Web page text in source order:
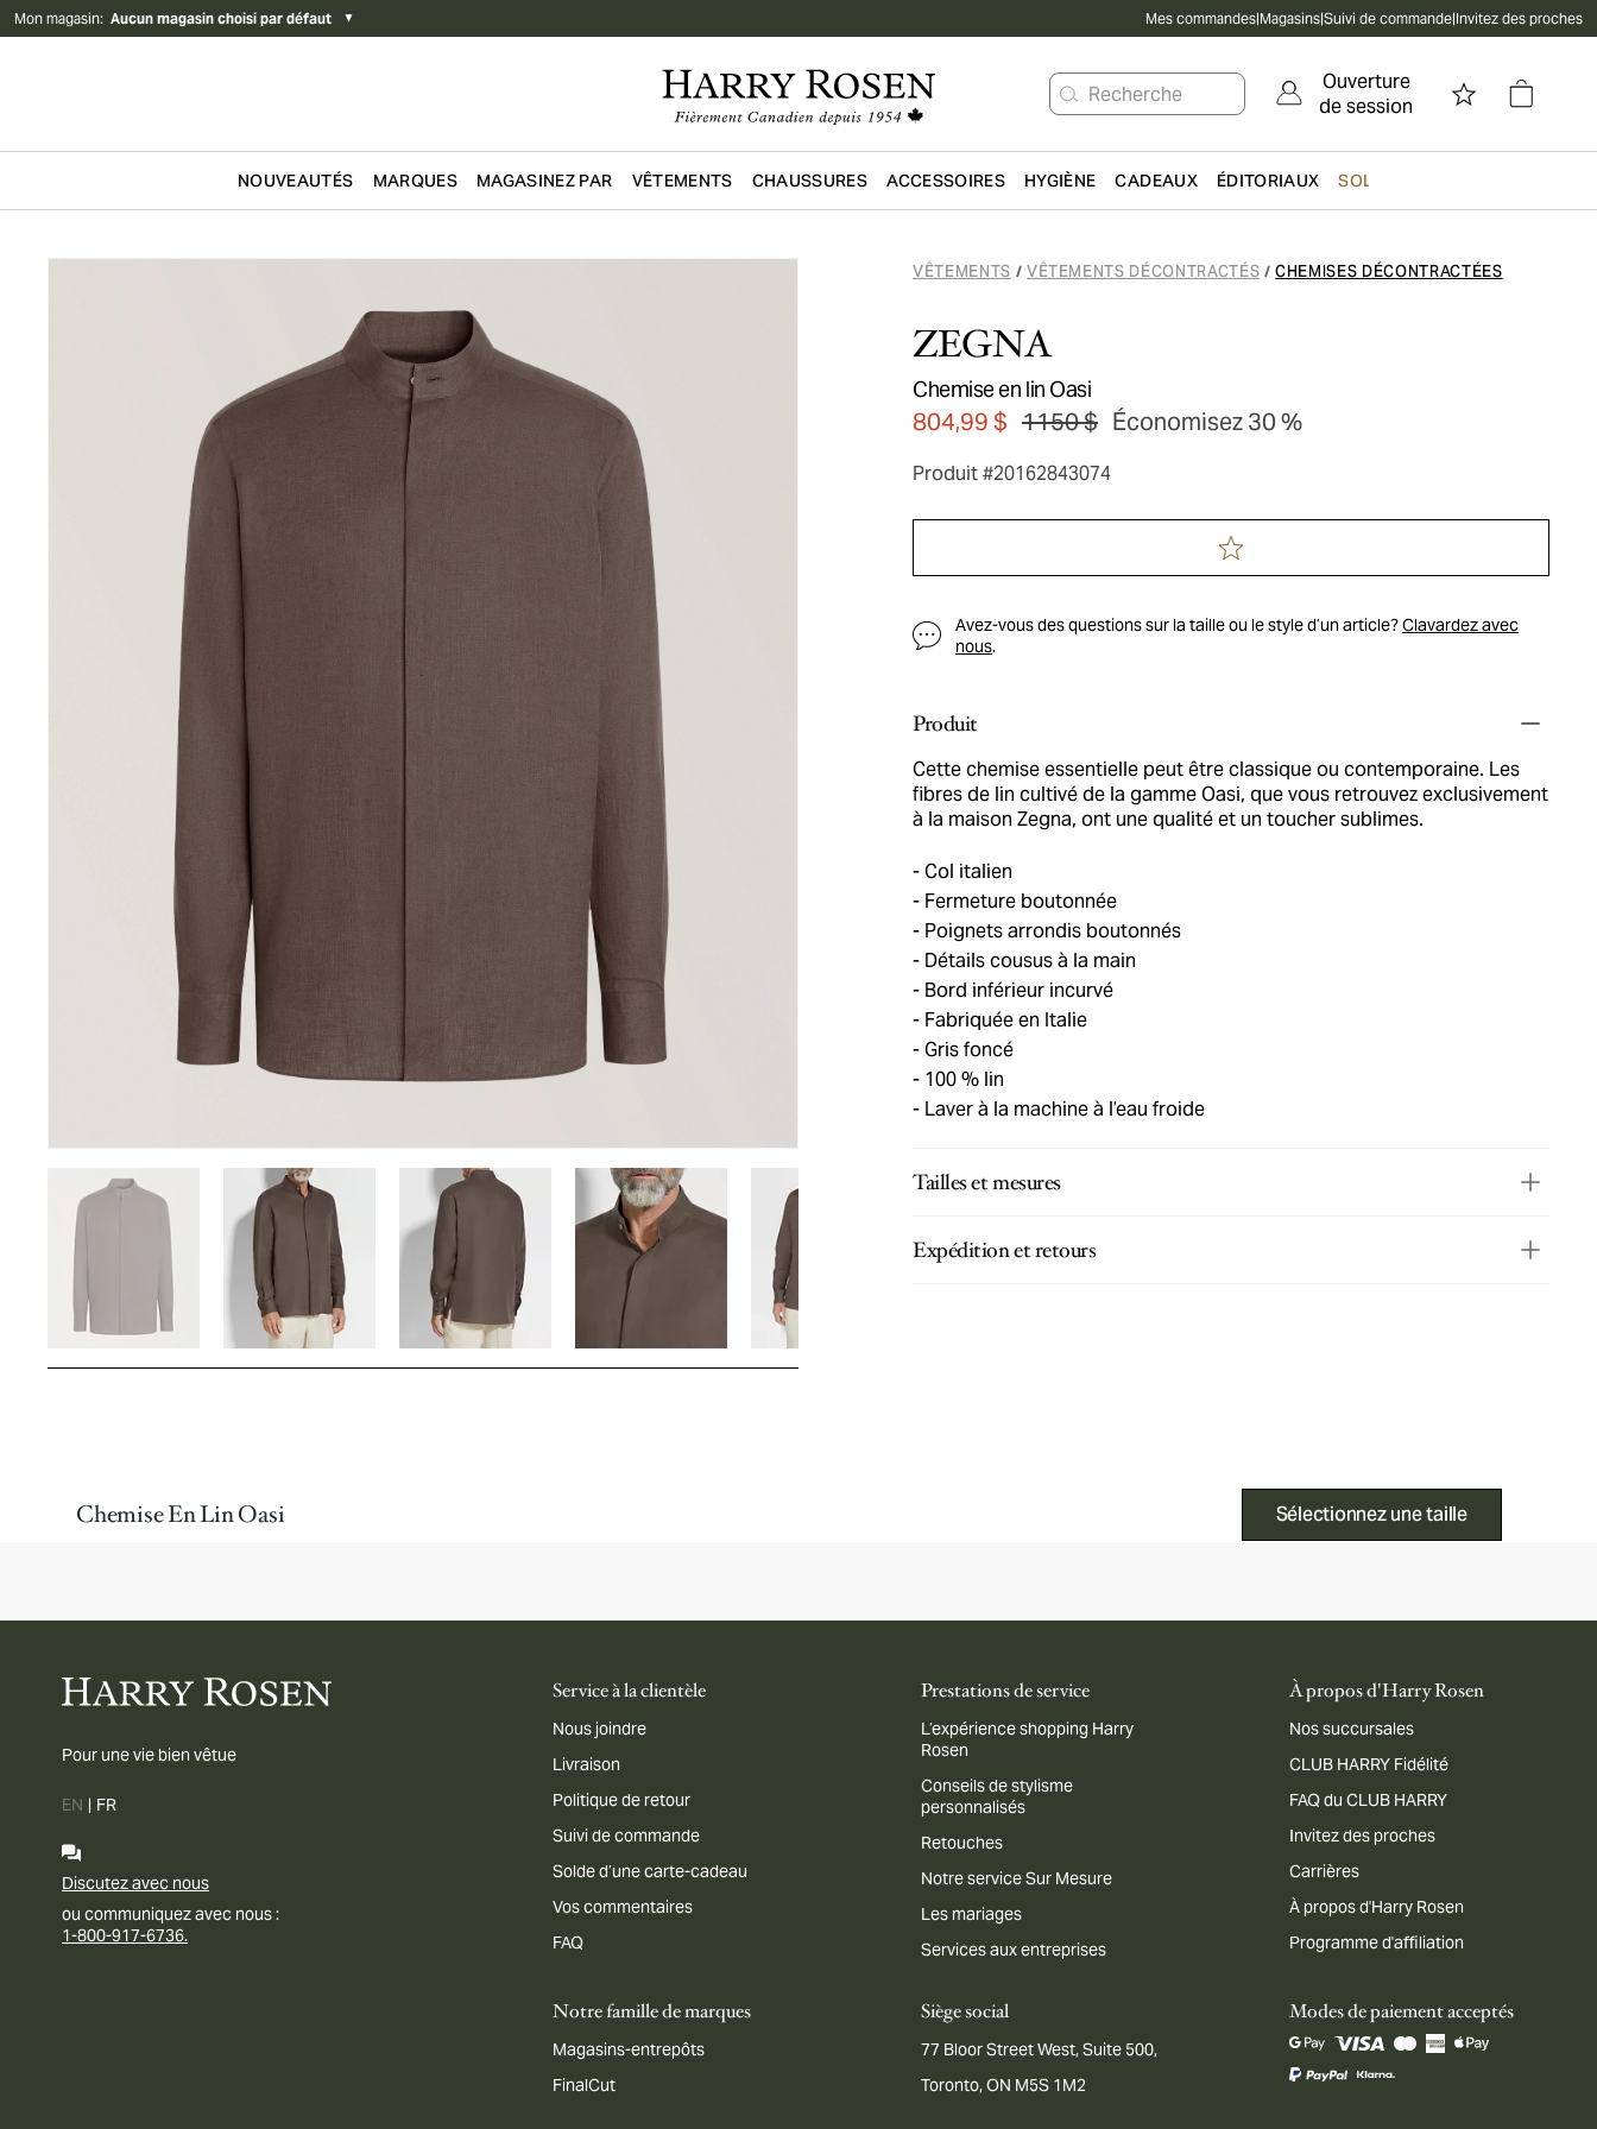
Mon magasin: Aucun magasin choisi par défaut ▼ Mes commandes|Magasins|Suivi de commande|Invitez des proches
Recherche
Ouverture
de session
Passer au contenu principal
NOUVEAUTÉS MARQUES MAGASINEZ PAR VÊTEMENTS CHAUSSURES ACCESSOIRES HYGIÈNE CADEAUX ÉDITORIAUX SOLDES
VÊTEMENTS / VÊTEMENTS DÉCONTRACTÉS / CHEMISES DÉCONTRACTÉES
ZEGNA
Chemise en lin Oasi
804,99 $ 1150 $ Économisez 30 %
Produit #20162843074
Avez-vous des questions sur la taille ou le style d’un article?Clavardez avec
nous.
Produit
Cette chemise essentielle peut être classique ou contemporaine. Les
fibres de lin cultivé de la gamme Oasi, que vous retrouvez exclusivement
à la maison Zegna, ont une qualité et un toucher sublimes.
Col italien
Fermeture boutonnée
Poignets arrondis boutonnés
Détails cousus à la main
Bord inférieur incurvé
Fabriquée en Italie
Gris foncé
100 % lin
Laver à la machine à l’eau froide
Tailles et mesures
Expédition et retours
Chemise En Lin Oasi Sélectionnez une taille
Pour une vie bien vêtue
EN | FR
Discutez avec nous
ou communiquez avec nous :
1-800-917-6736.
Service à la clientèle
Nous joindre
Livraison
Politique de retour
Suivi de commande
Solde d’une carte-cadeau
Vos commentaires
FAQ
Prestations de service
L’expérience shopping Harry
Rosen
Conseils de stylisme
personnalisés
Retouches
Notre service Sur Mesure
Les mariages
Services aux entreprises
À propos d'Harry Rosen
Nos succursales
CLUB HARRY Fidélité
FAQ du CLUB HARRY
Invitez des proches
Carrières
À propos d'Harry Rosen
Programme d'affiliation
Notre famille de marques
Magasins-entrepôts
FinalCut
Siège social
77 Bloor Street West, Suite 500,
Toronto, ON M5S 1M2
Modes de paiement acceptés